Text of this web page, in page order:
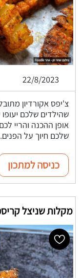
22/8/2023
צ'יפס אקורדיון
שהילדים שלכם
אופן ההכנה והריי
שלכם חיוך על הפנים.
כניסה למתכון
מקלות שניצל